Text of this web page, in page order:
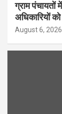
ग्राम
अधिकारियों
August 6, 2026